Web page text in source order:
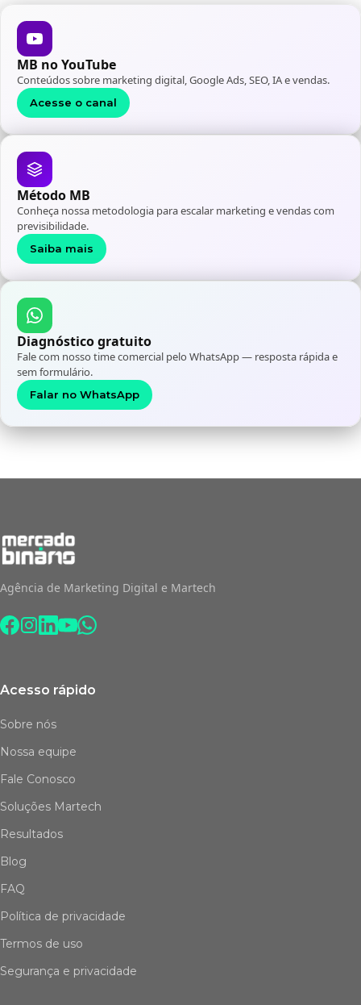
MB no YouTube
Conteúdos sobre marketing digital, Google Ads, SEO, IA e vendas.
Acesse o canal
Método MB
Conheça nossa metodologia para escalar marketing e vendas com
previsibilidade.
Saiba mais
Diagnóstico gratuito
Fale com nosso time comercial pelo WhatsApp — resposta rápida e
sem formulário.
Falar no WhatsApp
Agência de Marketing Digital e Martech
Acesso rápido
Sobre nós
Nossa equipe
Fale Conosco
Soluções Martech
Resultados
Blog
FAQ
Política de privacidade
Termos de uso
Segurança e privacidade